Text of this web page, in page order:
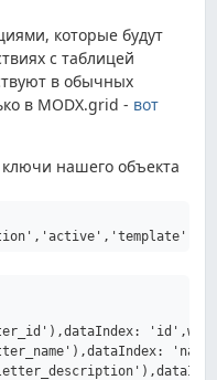
которые будут
с таблицей
в обычных
в MODX.grid - вот
нашего объекта